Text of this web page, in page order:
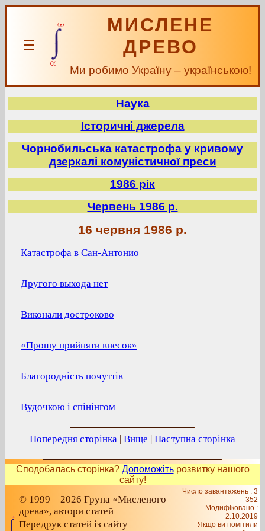
☰
МИСЛЕНЕ
ДРЕВО
Ми робимо Україну – українською!
Наука
Історичні джерела
Чорнобильська катастрофа у кривому
дзеркалі комуністичної преси
1986 рік
Червень 1986 р.
16 червня 1986 р.
Катастрофа в Сан-Антонио
Другого выхода нет
Виконали достроково
«Прошу прийняти внесок»
Благородність почуттів
Вудочкою і спінінгом
Попередня сторінка | Вище | Наступна сторінка
Сподобалась сторінка? Допоможітьрозвитку нашого
сайту!
© 1999 – 2026 Група «Мисленого
древа», автори статей
Передрук статей із сайту
Число завантажень : 3
352
Модифіковано :
2.10.2019
Якщо ви помітили